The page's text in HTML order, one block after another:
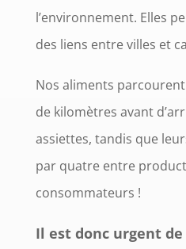
l’environnement. Elles
des liens entre villes et
Nos aliments
de kilomètres avant
assiettes, tandis que
par quatre entre
consommateurs !
Il est donc urgent